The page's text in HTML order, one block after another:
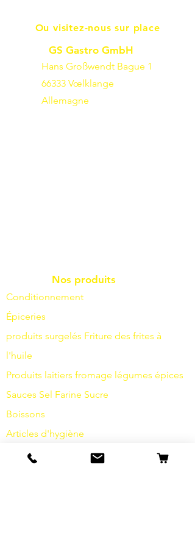
Ou visitez-nous sur place
GS Gastro GmbH
Hans Großwendt Bague 1
66333 Vœlklange
Allemagne
Nos produits
Conditionnement
Épiceries
produits surgelés Friture des frites à
l'huile
Produits laitiers fromage légumes épices
Sauces Sel Farine Sucre
Boissons
Articles d'hygiène
Divers